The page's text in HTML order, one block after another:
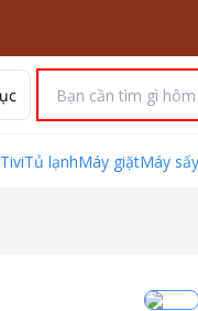
TiviTủ lạnhMáy giặtMáy sấy